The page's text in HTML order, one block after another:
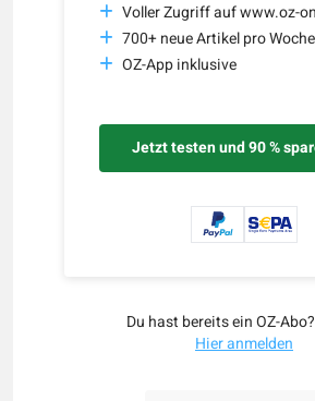
Voller Zugriff auf www.oz-
700+ neue Artikel pro Woche
OZ-App inklusive
Jetzt testen und 90 %
Du hast bereits ein OZ-
Hier anmelden